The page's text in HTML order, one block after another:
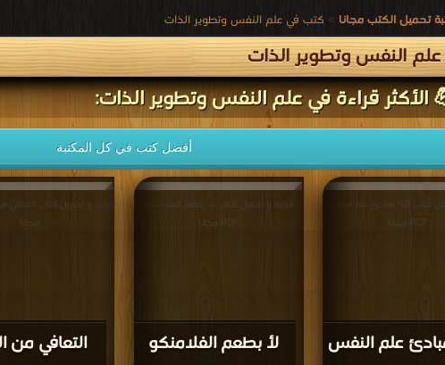
تحميل الكتب مجانا > كتب في علم النفس وتطوير الذات
النفس وتطوير الذات
قراءة في علم النفس وتطوير الذات:
أفضل كتب في كل المكتبة
التعافي من
مجانا
لأ بطعم الفلامنكو
قراءة و تحميل كتاب لأ بطعم الفلامنكو
PDF مجانا
مبادئ علم النفس
قراءة و تحميل كتاب 101 مبادئ علم النفس
PDF مجانا